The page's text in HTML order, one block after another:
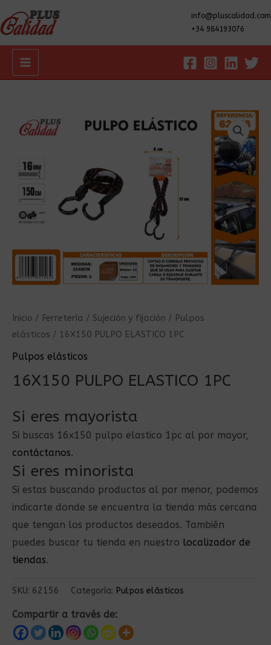
info@pluscalidad.com
+34 984193076
Main
Inicio / Ferretería / Sujeción y fijación / Pulpos
elásticos / 16X150 PULPO ELASTICO 1PC
Pulpos elásticos
16X150 PULPO ELASTICO 1PC
Si eres mayorista
Si buscas 16x150 pulpo elastico 1pc al por mayor,
contáctanos.
Si eres minorista
Si estas buscando productos al por menor, podemos
indicarte donde se encuentra la tienda más cercana
que tengan los productos deseados. También
puedes buscar tu tienda en nuestro localizador de
tiendas.
SKU: 62156 Categoría: Pulpos elásticos
Compartir a través de: